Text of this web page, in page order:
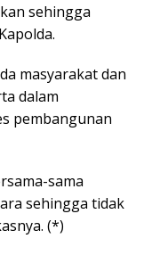
sehingga
masyarakat dan
dalam
pembangunan
sama
sehingga tidak
(*)